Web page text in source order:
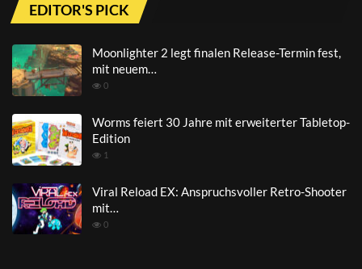
EDITOR'S PICK
Moonlighter 2 legt finalen Release-Termin fest,
mit neuem…
0
Worms feiert 30 Jahre mit erweiterter Tabletop-
Edition
1
Viral Reload EX: Anspruchsvoller Retro-Shooter
mit…
0